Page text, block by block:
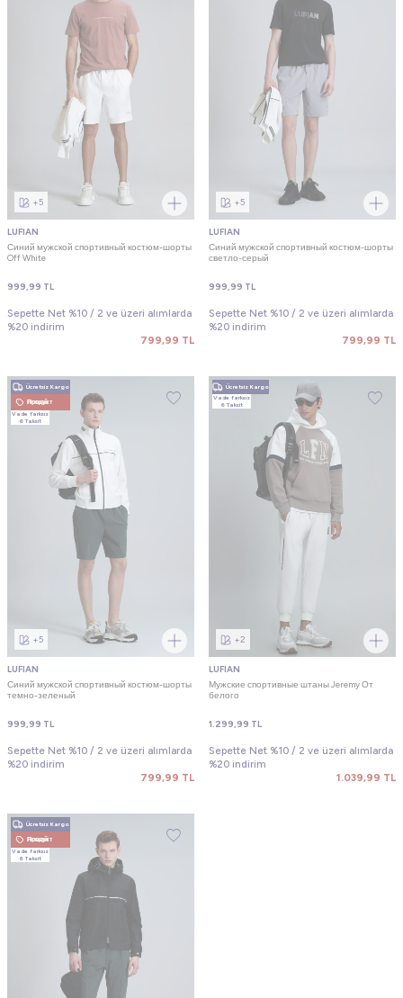
+5
LUFIAN
Синий мужской спортивный костюм-шорты
Off White
999,99 TL
Sepette Net %10 / 2 ve üzeri alımlarda
%20 indirim
799,99 TL
+5
LUFIAN
Синий мужской спортивный костюм-шорты
светло-серый
999,99 TL
Sepette Net %10 / 2 ve üzeri alımlarda
%20 indirim
799,99 TL
Ücretsiz Kargo
Новый Продукт
Vade farksız
6 Taksit
+5
LUFIAN
Синий мужской спортивный костюм-шорты
темно-зеленый
999,99 TL
Sepette Net %10 / 2 ve üzeri alımlarda
%20 indirim
799,99 TL
Ücretsiz Kargo
Vade farksız
6 Taksit
+2
LUFIAN
Мужские спортивные штаны Jeremy От
белого
1.299,99 TL
Sepette Net %10 / 2 ve üzeri alımlarda
%20 indirim
1.039,99 TL
Ücretsiz Kargo
Новый Продукт
Vade farksız
6 Taksit